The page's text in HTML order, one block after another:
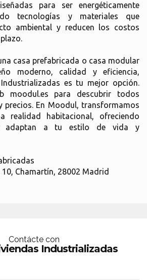
para ser energéticamente
tecnologías y materiales que
ambiental y reducen los costos
casa prefabricada o casa modular
moderno, calidad y eficiencia,
es tu mejor opción.
moodul.es para descubrir todos
precios. En Moodul, transformamos
realidad habitacional, ofreciendo
adaptan a tu estilo de vida y
10, Chamartín, 28002 Madrid
Contácte con
Industrializadas